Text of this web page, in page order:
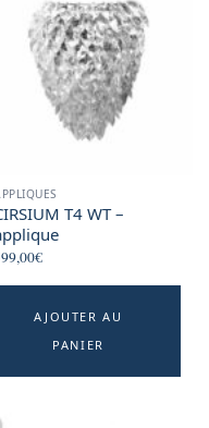
T4 WT –
€
AJOUTER AU
PANIER